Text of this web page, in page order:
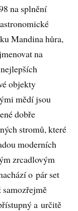
na splnění
Mandina hůra,
na
objekty
mědí jsou
dobře
stromů, které
moderních
zrcadlovým
o pár set
a určitě